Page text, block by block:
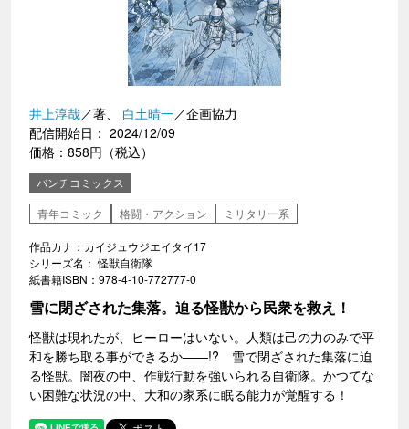
井上淳哉／著、 白土晴一／企画協力
配信開始日： 2024/12/09
価格：858円（税込）
バンチコミックス
青年コミック
格闘・アクション ミリタリー系
作品カナ：カイジュウジエイタイ17
シリーズ名： 怪獣自衛隊
紙書籍ISBN：978-4-10-772777-0
雪に閉ざされた集落。迫る怪獣から民衆を救え！
怪獣は現れたが、ヒーローはいない。人類は己の力のみで平
和を勝ち取る事ができるか――!? 雪で閉ざされた集落に迫
る怪獣。闇夜の中、作戦行動を強いられる自衛隊。かつてな
い困難な状況の中、大和の家系に眠る能力が覚醒する！